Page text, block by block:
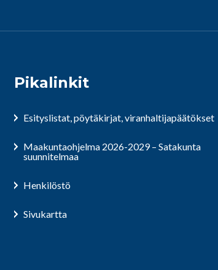
Pikalinkit
Esityslistat, pöytäkirjat, viranhaltijapäätökset
Maakuntaohjelma 2026-2029 – Satakunta
suunnitelmaa
Henkilöstö
Sivukartta